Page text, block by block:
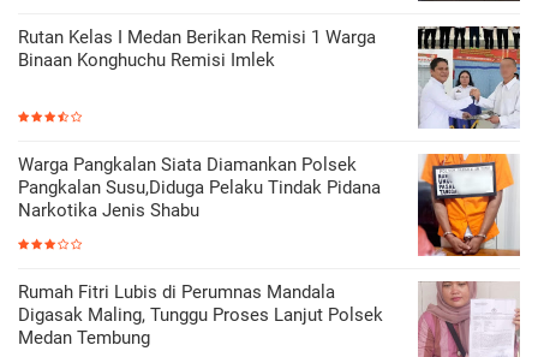
Rutan Kelas I Medan Berikan Remisi 1 Warga
Binaan Konghuchu Remisi Imlek
Warga Pangkalan Siata Diamankan Polsek
Pangkalan Susu,Diduga Pelaku Tindak Pidana
Narkotika Jenis Shabu
Rumah Fitri Lubis di Perumnas Mandala
Digasak Maling, Tunggu Proses Lanjut Polsek
Medan Tembung